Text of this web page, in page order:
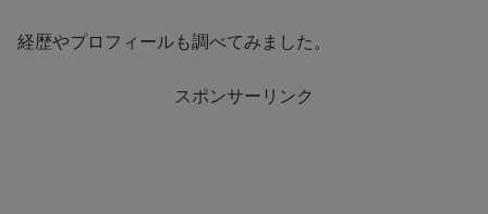
経歴やプロフィールも調べてみました。
スポンサーリンク